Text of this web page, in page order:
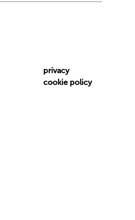
privacy
cookie policy